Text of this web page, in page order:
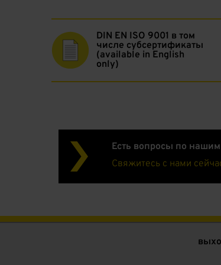
DIN EN ISO 9001 в том
числе субсертификаты
(available in English
only)
Есть вопросы по
Свяжитесь с нами